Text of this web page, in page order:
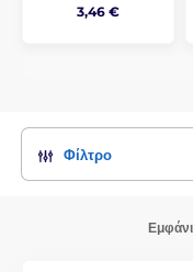
3,46 €
Φίλτρο